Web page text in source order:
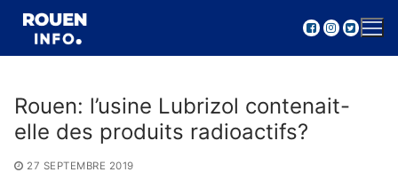
Aller
contenu
Rouen: l’usine Lubrizol contenait-
elle des produits radioactifs?
27 SEPTEMBRE 2019